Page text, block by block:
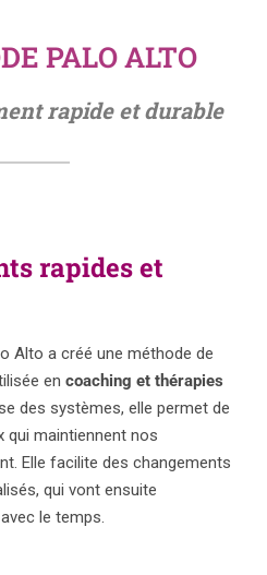
PALO ALTO
rapide et durable
rapides et
Alto a créé une méthode de
en coaching et thérapies
des systèmes, elle permet de
qui maintiennent nos
Elle facilite des changements
qui vont ensuite
le temps.